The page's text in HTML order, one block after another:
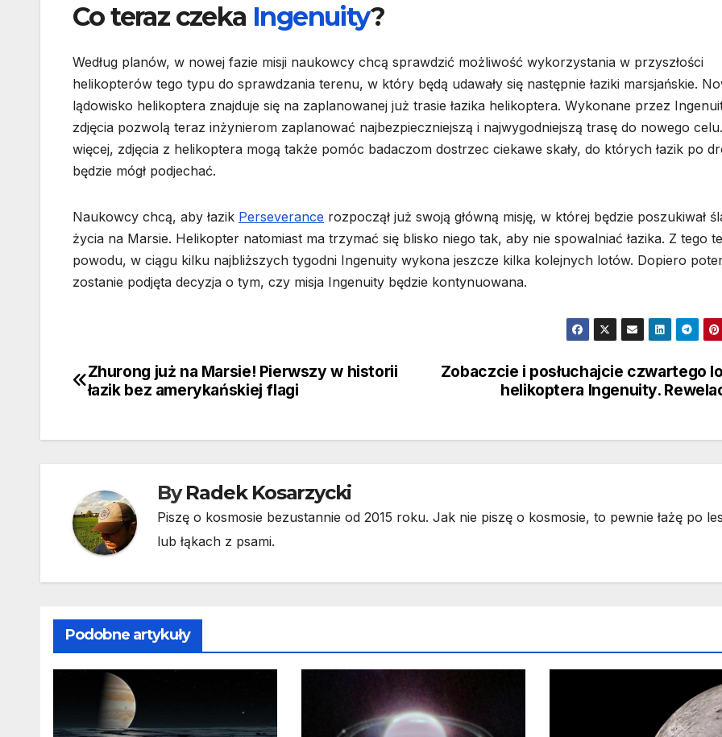
Co teraz czeka Ingenuity?
Według planów, w nowej fazie misji naukowcy chcą sprawdzić możliwość wykorzystania w przyszłości
helikopterów tego typu do sprawdzania terenu, w który będą udawały się następnie łaziki marsjańskie.
lądowisko helikoptera znajduje się na zaplanowanej już trasie łazika helikoptera. Wykonane przez
zdjęcia pozwolą teraz inżynierom zaplanować najbezpieczniejszą i najwygodniejszą trasę do nowego
więcej, zdjęcia z helikoptera mogą także pomóc badaczom dostrzec ciekawe skały, do których łazik po
będzie mógł podjechać.
Naukowcy chcą, aby łazik Perseverance rozpoczął już swoją główną misję, w której będzie poszukiwał
życia na Marsie. Helikopter natomiast ma trzymać się blisko niego tak, aby nie spowalniać łazika. Z tego
powodu, w ciągu kilku najbliższych tygodni Ingenuity wykona jeszcze kilka kolejnych lotów. Dopiero
zostanie podjęta decyzja o tym, czy misja Ingenuity będzie kontynuowana.
Nawigacja
Zobaczcie i posłuchajcie czwartego
helikoptera Ingenuity.
Zhurong już na Marsie! Pierwszy w historii
łazik bez amerykańskiej flagi
ByRadek Kosarzycki
Piszę o kosmosie bezustannie od 2015 roku. Jak nie piszę o kosmosie, to pewnie łażę po
lub łąkach z psami.
Podobne artykuły